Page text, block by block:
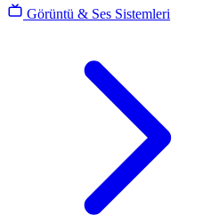
Görüntü & Ses Sistemleri